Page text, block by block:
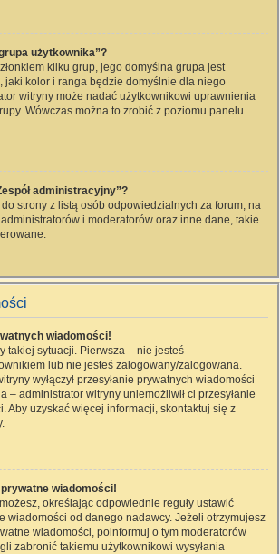
użytkownika”?
kilku grup, jego domyślna grupa jest
jaki kolor i ranga będzie domyślnie dla niego
witryny może nadać użytkownikowi uprawnienia
Wówczas można to zrobić z poziomu panelu
administracyjny”?
strony z listą osób odpowiedzialnych za forum, na
i moderatorów oraz inne dane, takie
wiadomości!
takiej sytuacji. Pierwsza – nie jesteś
lub nie jesteś zalogowany/zalogowana.
wyłączył przesyłanie prywatnych wiadomości
– administrator witryny uniemożliwił ci przesyłanie
Aby uzyskać więcej informacji, skontaktuj się z
wiadomości!
określając odpowiednie reguły ustawić
wiadomości od danego nadawcy. Jeżeli otrzymujesz
wiadomości, poinformuj o tym moderatorów
zabronić takiemu użytkownikowi wysyłania